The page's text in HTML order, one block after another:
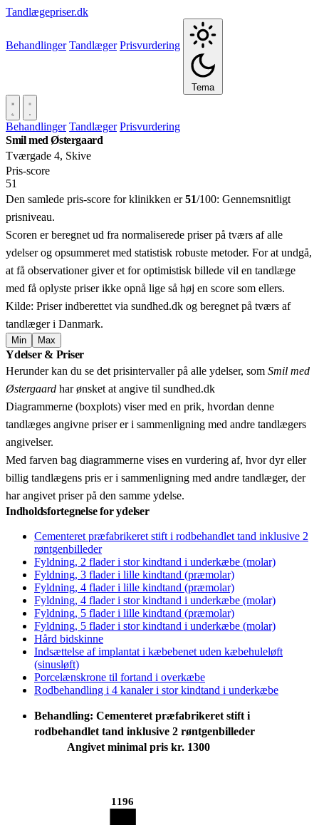
Tandlægepriser.dk
Behandlinger Tandlæger Prisvurdering
Tema
Behandlinger Tandlæger Prisvurdering
Smil med Østergaard
Tværgade 4, Skive
Pris‑score
51
Den samlede pris-score for klinikken er51/100: Gennemsnitligt
prisniveau.
Scoren er beregnet ud fra normaliserede priser på tværs af alle
ydelser og opsummeret med statistisk robuste metoder. For at undgå,
at få observationer giver et for optimistisk billede vil en tandlæge
med få oplyste priser ikke opnå lige så høj en score som ellers.
Kilde: Priser indberettet via sundhed.dk og beregnet på tværs af
tandlæger i Danmark.
Min Max
+
−
Ydelser & Priser
Herunder kan du se det prisintervaller på alle ydelser, som Smil med
Østergaard har ønsket at angive til sundhed.dk
Diagrammerne (boxplots) viser med en prik, hvordan denne
tandlæges angivne priser er i sammenligning med andre tandlægers
angivelser.
Med farven bag diagrammerne vises en vurdering af, hvor dyr eller
billig tandlægens pris er i sammenligning med andre tandlæger, der
har angivet priser på den samme ydelse.
Indholdsfortegnelse for ydelser
Cementeret præfabrikeret stift i rodbehandlet tand inklusive 2
røntgenbilleder
Fyldning, 2 flader i stor kindtand i underkæbe (molar)
Fyldning, 3 flader i lille kindtand (præmolar)
Fyldning, 4 flader i lille kindtand (præmolar)
Fyldning, 4 flader i stor kindtand i underkæbe (molar)
Fyldning, 5 flader i lille kindtand (præmolar)
Fyldning, 5 flader i stor kindtand i underkæbe (molar)
Hård bidskinne
Indsættelse af implantat i kæbebenet uden kæbehuleløft
(sinusløft)
Porcelænskrone til fortand i overkæbe
Rodbehandling i 4 kanaler i stor kindtand i underkæbe
Behandling: Cementeret præfabrikeret stift i
rodbehandlet tand inklusive 2 røntgenbilleder
Angivet minimal pris kr. 1300
1196